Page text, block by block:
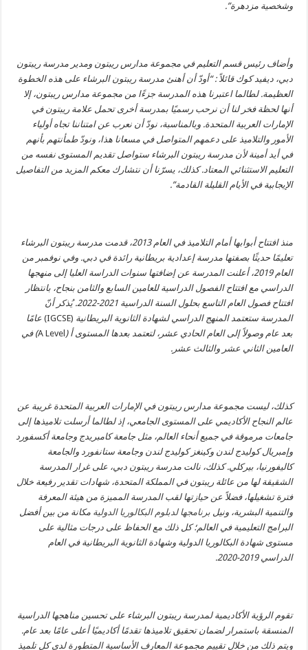
وشخصية مزدهرة”.
وأضاف رئيس قسم التعليم في مجموعة مدارس ريبتون ومدير مدرسة ريبتون
دبي، ديفيد كوك قائلاً : “أودّ أن أهنئ مدرسة ريبتون البرشاء على هذه الخطوة
العظيمة. لطالما اعتبرنا هذه المدرسة جزءًا من مجموعة مدارس ريبتون، إلا
أنها لحظة فخر لنا أن نرحب رسميًا بمدرسة أخرى تحمل علامة ريبتون في
الإمارات العربية المتحدة. وبالمناسبة، نودّ أن نعرب عن امتناننا تجاه أولياء
الأمور والتلاميذ على دعمهم المتواصل في مسعانا هذا، ونودّ طمأنتهم بأنهم
في أيد أمينة لأن مدرسة ريبتون البرشاء ستواصل تقديم المستوى نفسه من
التعليم الاستثنائي المعتاد. كذلك، يسرّنا أن نتشارك معكم المزيد من التفاصيل
الإيجابية في الأيام القليلة القادمة”.
منذ افتتاح أبوابها أمام التلاميذ في العام 2013، قدمت مدرسة ريبتون البرشاء
تعليمًا حديثًا بصفتها مدرسة إعدادية بريطانية رائدة في دبي. وفي نوفمبر من
العام 2019، أعلنت المدرسة عن إضافتها سنوات الدراسة العليا إلى منهجها
الدراسي مع افتتاح الفصول الدراسية للعامين السابع والثامن بنجاح، بانتظار
افتتاح فصول العام التاسع بحلول السنة الدراسية 2021-2022. يُذكر أنّ
المدرسة ستعتمد المنهج الدراسي لشهادة الثانوية البريطانية (IGCSE)
عامًا
بعد عام وصولاً إلى العام الحادي عشر، لتعتمد بعدها المستوى أ (
A Level
) في
العامين الثاني عشر والثالث عشر.
كذلك، ليست مجموعة مدارس ريبتون في الإمارات العربية المتحدة غريبة عن
عالم النجاح الأكاديمي على المستوى الجامعي، إذ لطالما أرسلت تلاميذها إلى
جامعات مرموقة في جميع أنحاء العالم، مثل جامعة كامبريدج وجامعة أكسفورد
وإمبريال كوليدج لندن وكينغز كوليدج لندن وجامعة ستانفورد والجامعة
كاليفورنيا، بيركلي. كذلك، نالت مدرسة ريبتون دبي، على غرار المدرسة
الشقيقة لها من عائلة ريبتون في المملكة المتحدة، شهادات تقدير رفيعة خلال
فترة تشغيلها، فضلاً عن حيازتها لقب المدرسة المميزة من هيئة المعرفة
والتنمية البشرية، ونيل برنامجها لدبلوم البكالوريا الدوليةمكانة من بين أفضل
البرامج التعليمية في العالم؛ كل ذلك مع الحفاظ على درجات مثالية على
مستوى شهادة البكالوريا الدولية وشهادة الثانوية البريطانية في العام
الدراسي 2019-2020.
تقوم الرؤية الأكاديمية لمدرسة ريبتون البرشاء على تحسين مناهجها الدراسية
المنسقة باستمرار لضمان تحقيق تلاميذها تقدمًا أكاديميًا أعلى عامًا بعد عام.
ويتم ذلك من خلال تقييم مجموعة المعارف الأساسية المتطورة لدى كل تلميذ